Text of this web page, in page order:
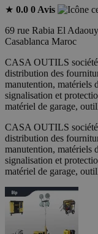
★ 0.0 0 Avis
69 rue Rabia El
Casablanca Maroc
CASA OUTILS société
distribution des
manutention, matériels
signalisation et
matériel de garage,
CASA OUTILS société
distribution des
manutention, matériels
signalisation et
matériel de garage,